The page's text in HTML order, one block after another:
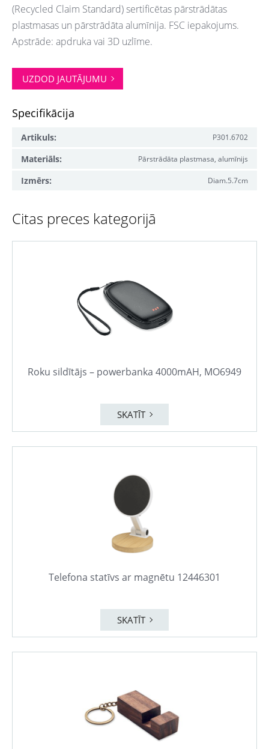
(Recycled Claim Standard) sertificētas pārstrādātas
plastmasas un pārstrādāta alumīnija. FSC iepakojums.
Apstrāde: apdruka vai 3D uzlīme.
UZDOD JAUTĀJUMU
Specifikācija
Artikuls: P301.6702
Materiāls: Pārstrādāta plastmasa, alumīnijs
Izmērs: Diam.5.7cm
Citas preces kategorijā
Roku sildītājs – powerbanka 4000mAH, MO6949
SKATĪT
Telefona statīvs ar magnētu 12446301
SKATĪT